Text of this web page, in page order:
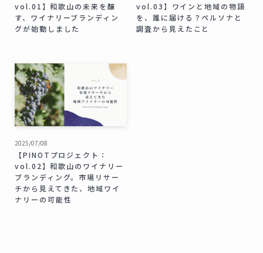
vol.01】和歌山の未来を醸
す、ワイナリーブランディン
グが始動しました
vol.03】ワインと地域の物語
を、誰に届ける？ペルソナと
調査から見えたこと
【PINOTプロジェクト：
vol.02】和歌山のワイナリー
ブランディング。市場リサー
チから見えてきた、地域ワイ
ナリーの可能性
2025/07/08